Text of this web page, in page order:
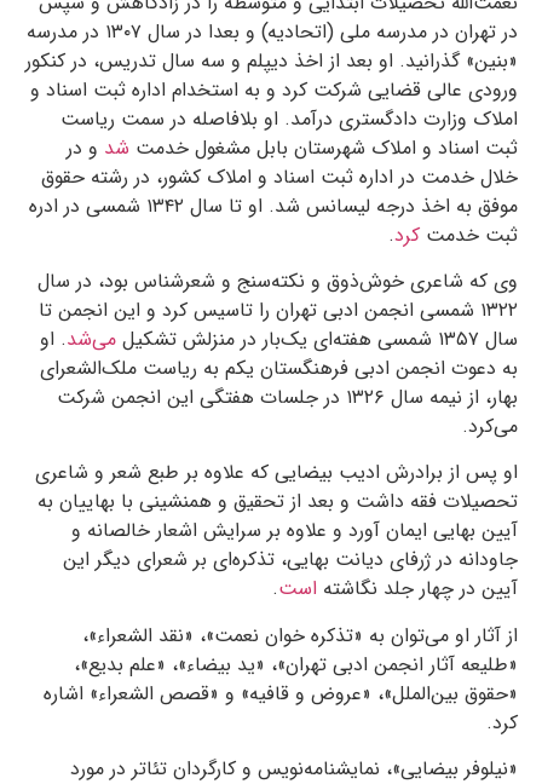
در تهران در مدرسه ملی (اتحادیه) و بعدا در سال ۱۳۰۷ در مدرسه
«بنین» گذرانید. او بعد از اخذ دیپلم و سه سال تدریس، در کنکور
ورودی عالی قضایی شرکت کرد و به استخدام اداره ثبت اسناد و
املاک وزارت دادگستری درآمد. او بلافاصله در سمت ریاست
ثبت اسناد و املاک شهرستان بابل مشغول خدمت شدو در
خلال خدمت در اداره ثبت اسناد و املاک کشور، در رشته حقوق
موفق به اخذ درجه‏ لیسانس شد. او تا سال ۱۳۴۲ شمسی در ادره
ثبت خدمت کرد.
وى که شاعرى خوش‌ذوق و نکته‌‏سنج و شعرشناس بود، در سال
۱۳۲۲ شمسی انجمن ادبى تهران را تاسیس کرد و این انجمن تا
سال ۱۳۵۷ شمسی هفته‌‏اى یک‌بار در منزلش تشکیل
مى‌شد. او
به دعوت انجمن ادبی فرهنگستان یکم به ریاست ملک‌الشعرای
بهار، از نیمه سال ۱۳۲۶ در جلسات هفتگی این انجمن شرکت
می‌کرد.
او پس از برادرش ادیب بیضایی که علاوه بر طبع شعر و شاعری
تحصیلات فقه داشت و بعد از تحقیق و همنشینی با بهاییان به
آیین بهایی ایمان آورد و علاوه بر سرایش اشعار خالصانه و
جاودانه در ژرفای دیانت بهایی، تذکره‌ای بر شعرای دیگر این
آیین در چهار جلد نگاشته است.
از آثار او می‌توان به «تذکره‏ خوان نعمت»، «نقد الشعراء»،
«طلیعه‏ آثار انجمن ادبى تهران»، «ید بیضاء»، «علم بدیع»،
«حقوق بین‌‏الملل»، «عروض و قافیه» و «قصص الشعراء» اشاره
کرد.
«نیلوفر بیضایی»، نمایشنامه‌نویس و کارگردان تئاتر در مورد